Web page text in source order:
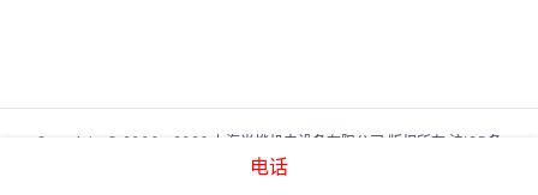
Copyright © 2006 - 2026 上海尚烨机电设备有限公司 版权所有 沪ICP备
07503652号-1
电话